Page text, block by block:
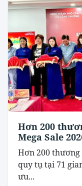
Hơn 200
Mega Sale
Hơn 200
quy tụ tại 71
ưu...